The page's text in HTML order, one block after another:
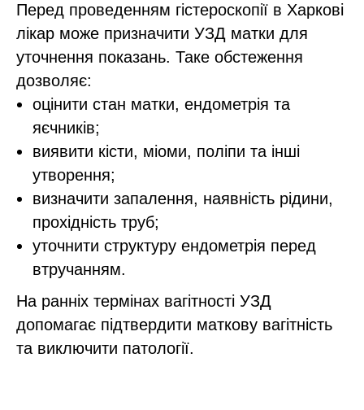
Перед проведенням гістероскопії в Харкові
лікар може призначити УЗД матки для
уточнення показань. Таке обстеження
дозволяє:
оцінити стан матки, ендометрія та
яєчників;
виявити кісти, міоми, поліпи та інші
утворення;
визначити запалення, наявність рідини,
прохідність труб;
уточнити структуру ендометрія перед
втручанням.
На ранніх термінах вагітності УЗД
допомагає підтвердити маткову вагітність
та виключити патології.